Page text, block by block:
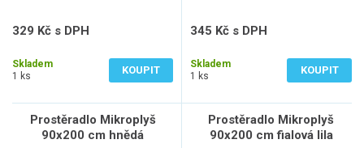
329 Kč s DPH
Skladem
1 ks
KOUPIT
345 Kč s DPH
Skladem
1 ks
KOUPIT
Prostěradlo Mikroplyš
90x200 cm hnědá
Prostěradlo Mikroplyš
90x200 cm fialová lila